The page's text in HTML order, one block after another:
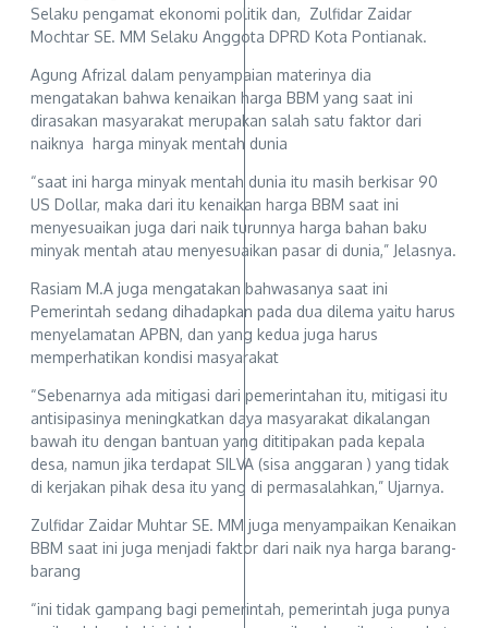
Selaku pengamat ekonomi politik dan, Zulfidar Zaidar
Mochtar SE. MM Selaku Anggota DPRD Kota Pontianak.
Agung Afrizal dalam penyampaian materinya dia
mengatakan bahwa kenaikan harga BBM yang saat ini
dirasakan masyarakat merupakan salah satu faktor dari
naiknya harga minyak mentah dunia
“saat ini harga minyak mentah dunia itu masih berkisar 90
US Dollar, maka dari itu kenaikan harga BBM saat ini
menyesuaikan juga dari naik turunnya harga bahan baku
minyak mentah atau menyesuaikan pasar di dunia,” Jelasnya.
Rasiam M.A juga mengatakan bahwasanya saat ini
Pemerintah sedang dihadapkan pada dua dilema yaitu harus
menyelamatan APBN, dan yang kedua juga harus
memperhatikan kondisi masyarakat
“Sebenarnya ada mitigasi dari pemerintahan itu, mitigasi itu
antisipasinya meningkatkan daya masyarakat dikalangan
bawah itu dengan bantuan yang dititipakan pada kepala
desa, namun jika terdapat SILVA (sisa anggaran ) yang tidak
di kerjakan pihak desa itu yang di permasalahkan,” Ujarnya.
Zulfidar Zaidar Muhtar SE. MM juga menyampaikan Kenaikan
BBM saat ini juga menjadi faktor dari naik nya harga barang-
barang
“ini tidak gampang bagi pemerintah, pemerintah juga punya